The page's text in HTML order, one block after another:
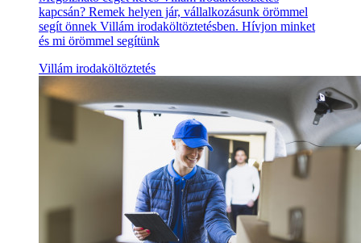
kapcsán? Remek helyen jár, vállalkozásunk örömmel
segít önnek Villám irodaköltöztetésben. Hívjon minket
és mi örömmel segítünk
Villám irodaköltöztetés